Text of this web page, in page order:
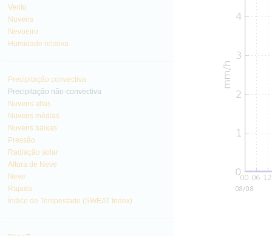
Vento
Nuvens
Nevoeiro
Humidade relativa
Precipitação convectiva
Precipitação não-convectiva
Nuvens altas
Nuvens médias
Nuvens baixas
Pressão
Radiação solar
Altura de Neve
Neve
Rajada
Índice de Tempestade (SWEAT Index)